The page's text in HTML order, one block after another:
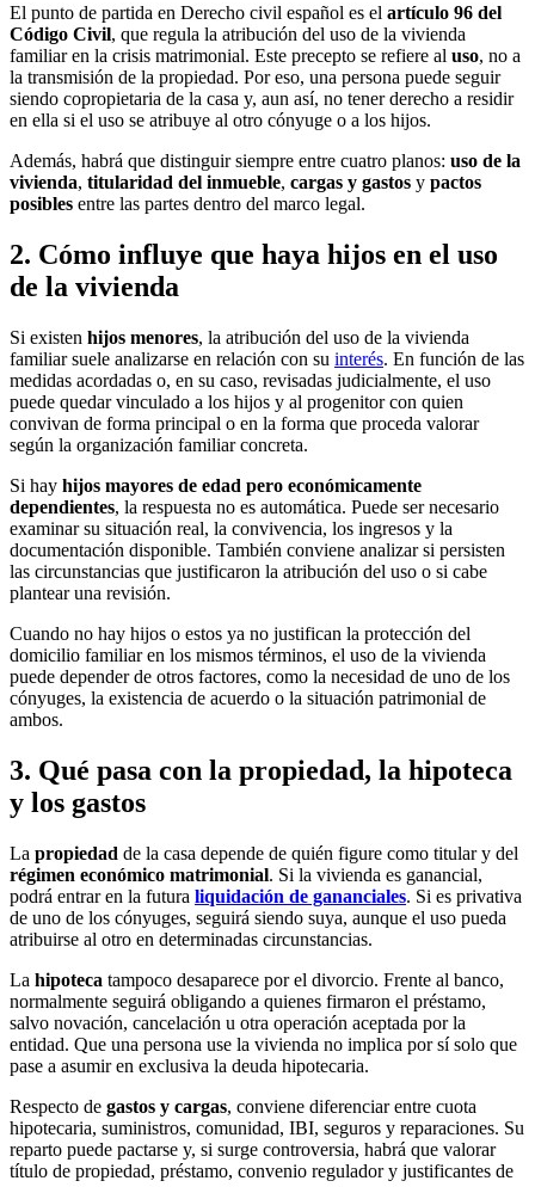
El punto de partida en Derecho civil español es el artículo 96 del
Código Civil, que regula la atribución del uso de la vivienda
familiar en la crisis matrimonial. Este precepto se refiere al uso, no a
la transmisión de la propiedad. Por eso, una persona puede seguir
siendo copropietaria de la casa y, aun así, no tener derecho a residir
en ella si el uso se atribuye al otro cónyuge o a los hijos.
Además, habrá que distinguir siempre entre cuatro planos: uso de la
vivienda, titularidad del inmueble, cargas y gastos y pactos
posibles entre las partes dentro del marco legal.
2. Cómo influye que haya hijos en el uso
de la vivienda
Si existen hijos menores, la atribución del uso de la vivienda
familiar suele analizarse en relación con su interés. En función de las
medidas acordadas o, en su caso, revisadas judicialmente, el uso
puede quedar vinculado a los hijos y al progenitor con quien
convivan de forma principal o en la forma que proceda valorar
según la organización familiar concreta.
Si hay hijos mayores de edad pero económicamente
dependientes, la respuesta no es automática. Puede ser necesario
examinar su situación real, la convivencia, los ingresos y la
documentación disponible. También conviene analizar si persisten
las circunstancias que justificaron la atribución del uso o si cabe
plantear una revisión.
Cuando no hay hijos o estos ya no justifican la protección del
domicilio familiar en los mismos términos, el uso de la vivienda
puede depender de otros factores, como la necesidad de uno de los
cónyuges, la existencia de acuerdo o la situación patrimonial de
ambos.
3. Qué pasa con la propiedad, la hipoteca
y los gastos
La propiedad de la casa depende de quién figure como titular y del
régimen económico matrimonial. Si la vivienda es ganancial,
podrá entrar en la futura liquidación de gananciales. Si es privativa
de uno de los cónyuges, seguirá siendo suya, aunque el uso pueda
atribuirse al otro en determinadas circunstancias.
La hipoteca tampoco desaparece por el divorcio. Frente al banco,
normalmente seguirá obligando a quienes firmaron el préstamo,
salvo novación, cancelación u otra operación aceptada por la
entidad. Que una persona use la vivienda no implica por sí solo que
pase a asumir en exclusiva la deuda hipotecaria.
Respecto de gastos y cargas, conviene diferenciar entre cuota
hipotecaria, suministros, comunidad, IBI, seguros y reparaciones. Su
reparto puede pactarse y, si surge controversia, habrá que valorar
título de propiedad, préstamo, convenio regulador y justificantes de